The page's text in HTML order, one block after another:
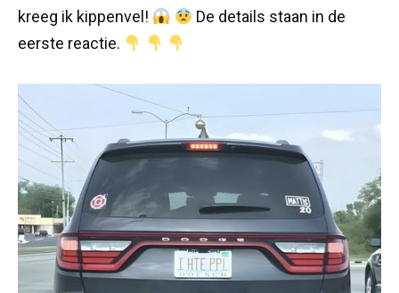
kreeg ik kippenvel!
De details staan in de
eerste reactie.